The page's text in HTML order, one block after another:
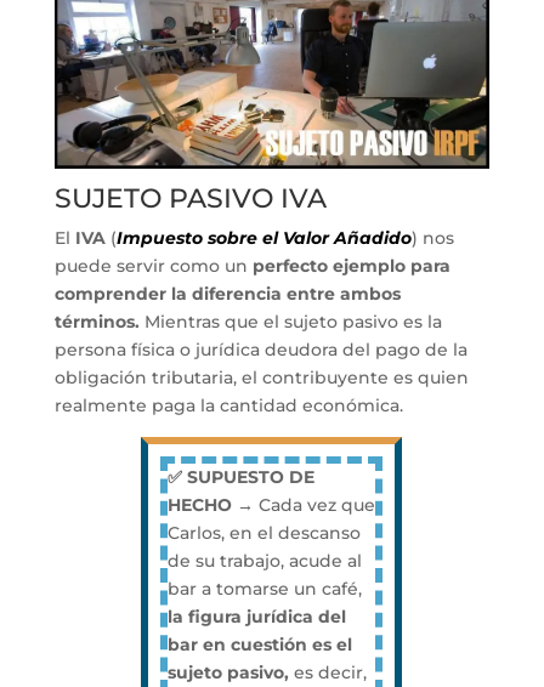
SUJETO PASIVO IVA
El IVA(Impuesto sobre el Valor Añadido) nos
puede servir como un perfecto ejemplo para
comprender la diferencia entre ambos
términos. Mientras que el sujeto pasivo es la
persona física o jurídica deudora del pago de la
obligación tributaria, el contribuyente es quien
realmente paga la cantidad económica.
✅ SUPUESTO DE
HECHO →Cada vez que
Carlos, en el descanso
de su trabajo, acude al
bar a tomarse un café,
la figura jurídica del
bar en cuestión es el
sujeto pasivo,es decir,